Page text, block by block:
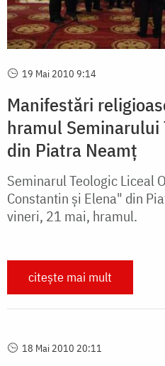
19 Mai 2010 9:14
Manifestări
hramul Seminarului
din Piatra Neamț
Seminarul Teologic Liceal
Constantin și Elena" din
vineri, 21 mai, hramul.
citește mai mult
18 Mai 2010 20:11